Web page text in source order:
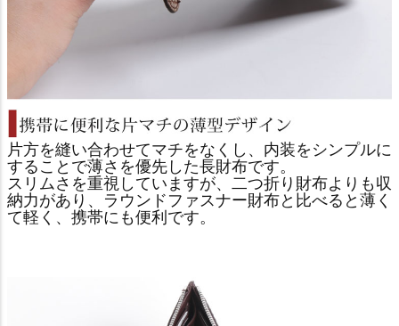
片方を縫い合わせてマチをなくし、内装をシンプルに
することで薄さを優先した長財布です。
スリムさを重視していますが、二つ折り財布よりも収
納力があり、ラウンドファスナー財布と比べると薄く
て軽く、携帯にも便利です。